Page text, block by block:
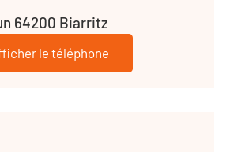
64200 Biarritz
le téléphone